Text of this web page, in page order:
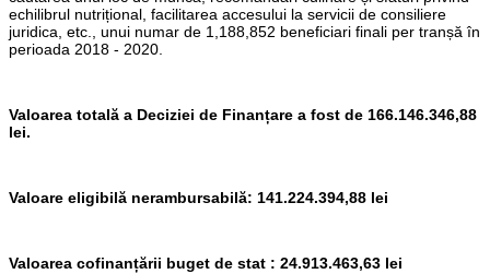
echilibrul nutrițional, facilitarea accesului la servicii de consiliere
juridica, etc., unui numar de 1,188,852 beneficiari finali per tranșă în
perioada 2018 - 2020.
Valoarea totală a Deciziei de Finanțare a fost de 166.146.346,88
lei.
Valoare eligibilă nerambursabilă: 141.224.394,88 lei
Valoarea cofinanțării buget de stat : 24.913.463,63 lei